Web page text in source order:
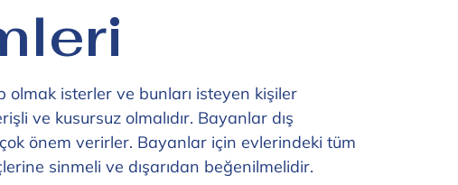
olmak isterler ve bunları isteyen kişiler
ve kusursuz olmalıdır. Bayanlar dış
önem verirler. Bayanlar için evlerindeki tüm
sinmeli ve dışarıdan beğenilmelidir.